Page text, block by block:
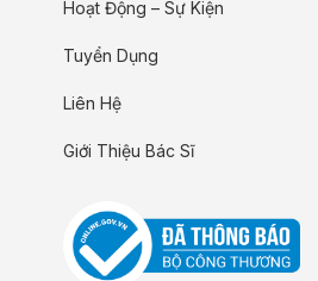
Hoạt Động – Sự Kiện
Tuyển Dụng
Liên Hệ
Giới Thiệu Bác Sĩ